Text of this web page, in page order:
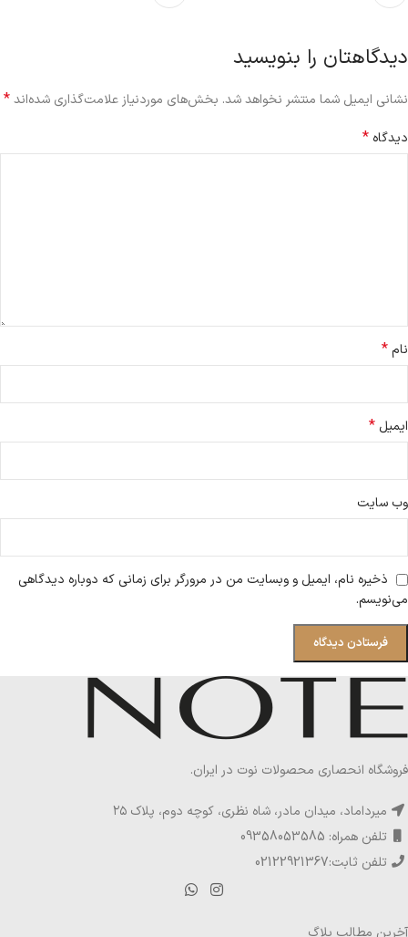
دیدگاهتان را بنویسید
نشانی ایمیل شما منتشر نخواهد شد. بخش‌های موردنیاز علامت‌گذاری شده‌اند*
دیدگاه *
نام*
ایمیل *
وب‌ سایت
ذخیره نام، ایمیل و وبسایت من در مرورگر برای زمانی که دوباره دیدگاهی
می‌نویسم.
فروشگاه انحصاری محصولات نوت در ایران.
میرداماد، میدان مادر، شاه نظری، کوچه دوم، پلاک ۲۵
تلفن همراه: 09358053585
تلفن ثابت:02122921367